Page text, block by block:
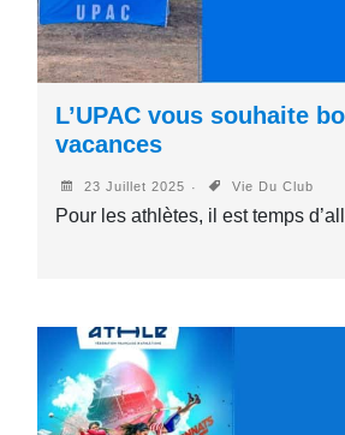
L’UPAC vous souhaite
vacances
23 Juillet 2025 Vie Du Club
Pour les athlètes, il est temps